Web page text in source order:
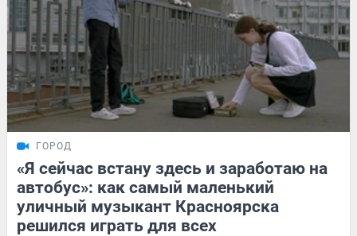
ГОРОД
«Я сейчас встану здесь и заработаю на
автобус»: как самый маленький
уличный музыкант Красноярска
решился играть для всех